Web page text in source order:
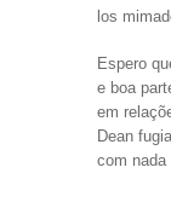
los
Espero
e boa
em
Dean
com